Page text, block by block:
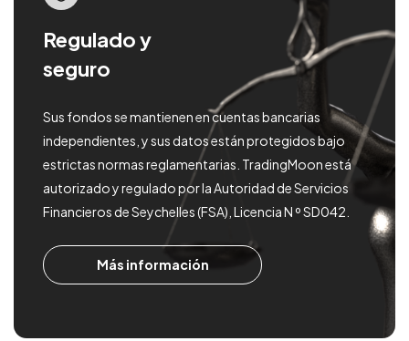
Regulado y
seguro
Sus fondos se mantienen en cuentas bancarias
independientes, y sus datos están protegidos bajo
estrictas normas reglamentarias. TradingMoon está
autorizado y regulado por la Autoridad de Servicios
Financieros de Seychelles (FSA), Licencia N º SD042.
Más información